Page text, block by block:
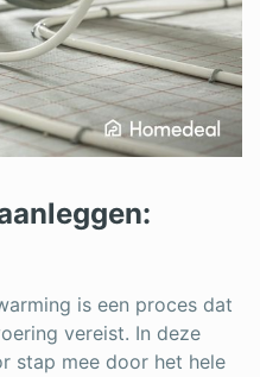
is een proces dat
vereist. In deze
stap mee door het hele